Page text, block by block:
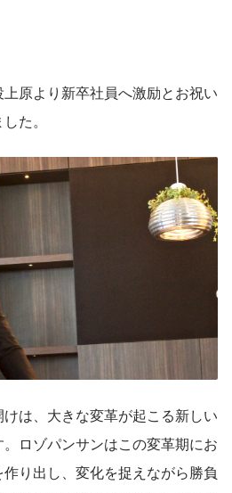
原より新卒社員へ激励とお祝い
た。
は、大きな変革が起こる新しい
ロゾパンサンはこの変革期にお
り出し、変化を捉えながら勝負